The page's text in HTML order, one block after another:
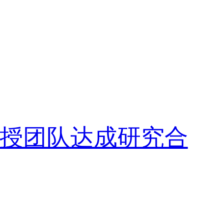
团队达成研究合